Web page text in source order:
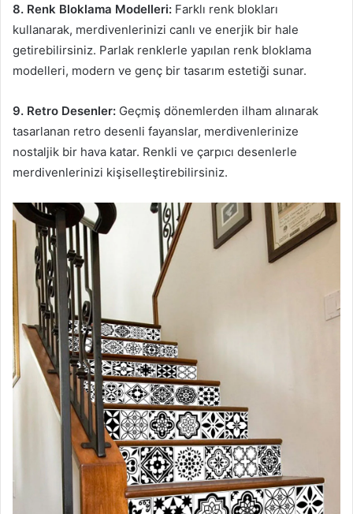
8. Renk Bloklama Modelleri: Farklı renk blokları
kullanarak, merdivenlerinizi canlı ve enerjik bir hale
getirebilirsiniz. Parlak renklerle yapılan renk bloklama
modelleri, modern ve genç bir tasarım estetiği sunar.
9. Retro Desenler: Geçmiş dönemlerden ilham alınarak
tasarlanan retro desenli fayanslar, merdivenlerinize
nostaljik bir hava katar. Renkli ve çarpıcı desenlerle
merdivenlerinizi kişiselleştirebilirsiniz.